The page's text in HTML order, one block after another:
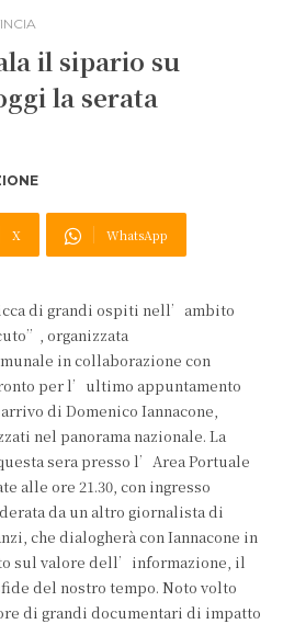
il sipario su
la serata
X WhatsApp
di grandi ospiti nell’ambito
organizzata
in collaborazione con
per l’ultimo appuntamento
di Domenico Iannacone,
nel panorama nazionale. La
sera presso l’Area Portuale
alle ore 21.30, con ingresso
da un altro giornalista di
che dialogherà con Iannacone in
sul valore dell’informazione, il
del nostro tempo. Noto volto
di grandi documentari di impatto